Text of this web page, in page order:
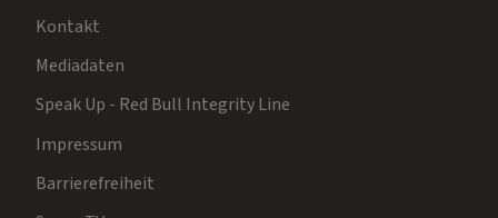
Kontakt
Mediadaten
Speak Up - Red Bull Integrity Line
Impressum
Barrierefreiheit